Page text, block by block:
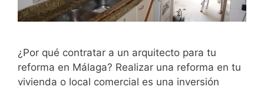
¿Por qué contratar a un arquitecto para tu
reforma en Málaga? Realizar una reforma en tu
vivienda o local comercial es una inversión